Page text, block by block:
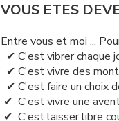
VOUS ETES
Entre vous et moi ...
✔ C'est vibrer chaque
✔ C'est vivre des
✔ C'est faire un
✔  C'est vivre une
✔  C'est laisser libre